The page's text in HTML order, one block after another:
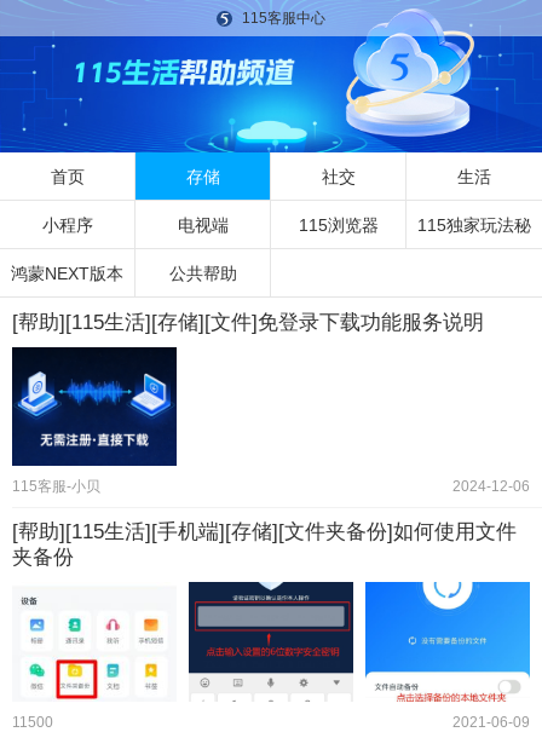
115客服中心
首页 存储 社交 生活
小程序 电视端 115浏览器 115独家玩法秘
鸿蒙NEXT版本 公共帮助
[帮助][115生活][存储][文件]免登录下载功能服务说明
115客服-小贝 2024-12-06
[帮助][115生活][手机端][存储][文件夹备份]如何使用文件
夹备份
11500 2021-06-09